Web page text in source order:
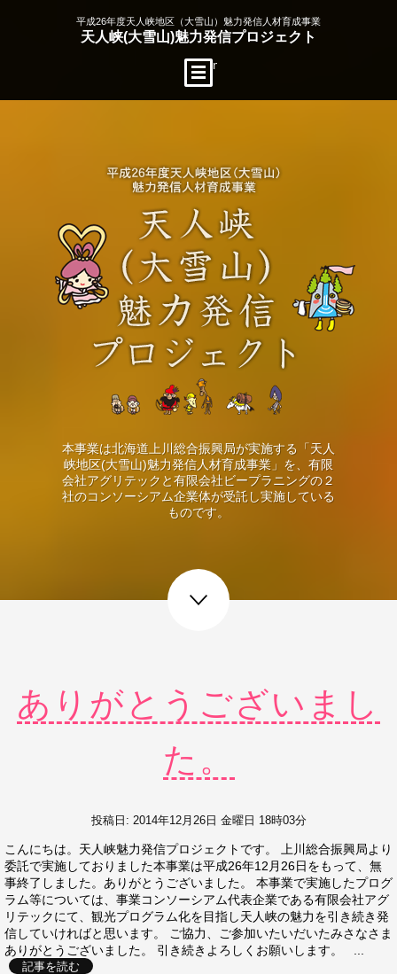
平成26年度天人峡地区（大雪山）魅力発信人材育成事業
天人峡(大雪山)魅力発信プロジェクト
menu open
本事業は北海道上川総合振興局が実施する「天人
峡地区(大雪山)魅力発信人材育成事業」を、有限
会社アグリテックと有限会社ビープラニングの２
社のコンソーシアム企業体が受託し実施している
ものです。
ありがとうございまし
た。
投稿日: 2014年12月26日 金曜日 18時03分
こんにちは。天人峡魅力発信プロジェクトです。 上川総合振興局より
委託で実施しておりました本事業は平成26年12月26日をもって、無
事終了しました。ありがとうございました。 本事業で実施したプログ
ラム等については、事業コンソーシアム代表企業である有限会社アグ
リテックにて、観光プログラム化を目指し天人峡の魅力を引き続き発
信していければと思います。 ご協力、ご参加いたいだいたみさなさま
ありがとうございました。 引き続きよろしくお願いします。 ...
記事を読む